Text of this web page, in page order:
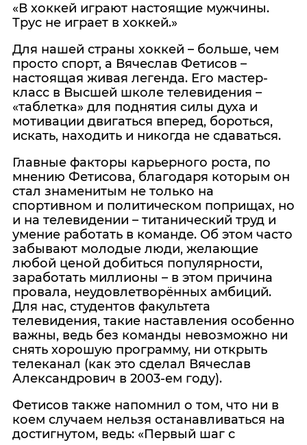
«В хоккей играют настоящие мужчины.
Трус не играет в хоккей.»
Для нашей страны хоккей – больше, чем
просто спорт, а Вячеслав Фетисов –
настоящая живая легенда. Его мастер-
класс в Высшей школе телевидения –
«таблетка» для поднятия силы духа и
мотивации двигаться вперед, бороться,
искать, находить и никогда не сдаваться.
Главные факторы карьерного роста, по
мнению Фетисова, благодаря которым он
стал знаменитым не только на
спортивном и политическом поприщах, но
и на телевидении – титанический труд и
умение работать в команде. Об этом часто
забывают молодые люди, желающие
любой ценой добиться популярности,
заработать миллионы – в этом причина
провала, неудовлетворённых амбиций.
Для нас, студентов факультета
телевидения, такие наставления особенно
важны, ведь без команды невозможно ни
снять хорошую программу, ни открыть
телеканал (как это сделал Вячеслав
Александрович в 2003-ем году).
Фетисов также напомнил о том, что ни в
коем случаем нельзя останавливаться на
достигнутом, ведь: «Первый шаг с